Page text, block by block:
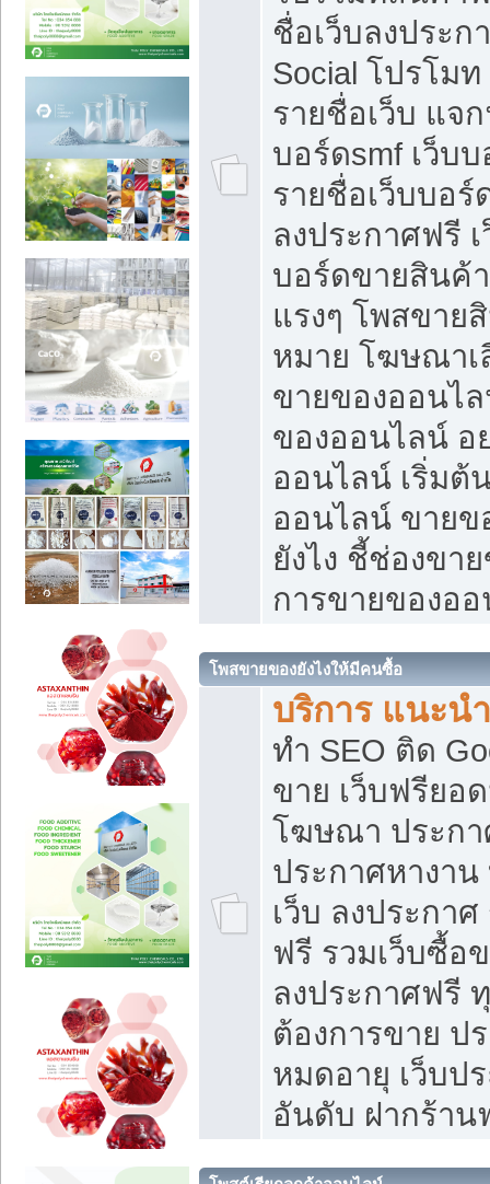
ชื่อเว็บลงประ
Social โปรโม
รายชื่อเว็บ แจ
บอร์ดsmf เว็บ
รายชื่อเว็บบอ
ลงประกาศฟรี
บอร์ดขายสินค้
แรงๆ โพสขาย
หมาย โฆษณาเ
ขายของออนไ
ของออนไลน์ อ
ออนไลน์ เริ่มต้
ออนไลน์ ขายข
ยังไง ชี้ช่องขา
การขายของอ
โพสขายของยังไงให้มีคนซื้อ
บริการ แนะน
ทำ SEO ติด
ขาย เว็บฟรียอ
โฆษณา ประกา
ประกาศหางา
เว็บ ลงประกา
ฟรี รวมเว็บซื้อ
ลงประกาศฟรี
ต้องการขาย ป
หมดอายุ เว็บป
อันดับ ฝากร้าน